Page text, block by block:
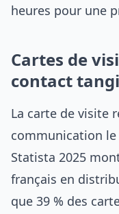
heures pour une
Cartes de
contact
La carte de visite
communication
Statista 2025
français en
que 39 % des